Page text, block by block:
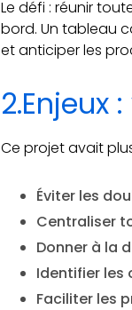
Le défi : réunir
bord. Un tableau
et anticiper les
Ce projet avait
Éviter les
Centraliser
Donner à la
Identifier les
Faciliter les